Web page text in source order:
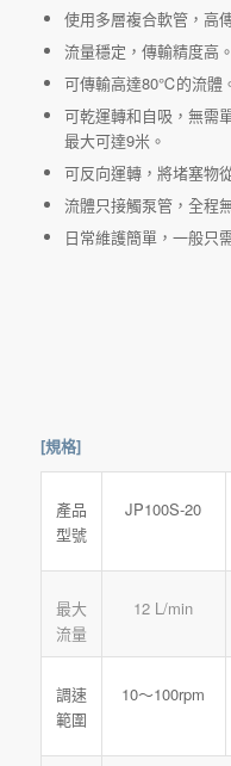
使用多層複合軟管，高
流量穩定，傳輸精度高。
可傳輸高達80℃的流體
可乾運轉和自吸，無需
最大可達9米。
可反向運轉，將堵塞物
流體只接觸泵管，全程
日常維護簡單，一般只
[規格]
產品
型號
JP100S-20
最大
流量
12 L/min
調速
範圍
10～100rpm